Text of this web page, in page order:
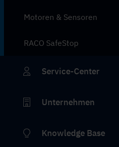
Motoren & Sensoren
RACO SafeStop
Service-Center
Unternehmen
Knowledge Base